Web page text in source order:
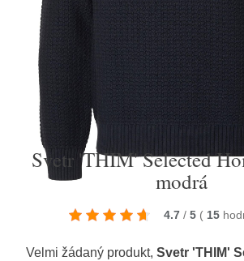
Svetr 'THIM' Selected
modrá
4.7 / 5 ( 15
Velmi žádaný produkt, Svetr 'THIM'